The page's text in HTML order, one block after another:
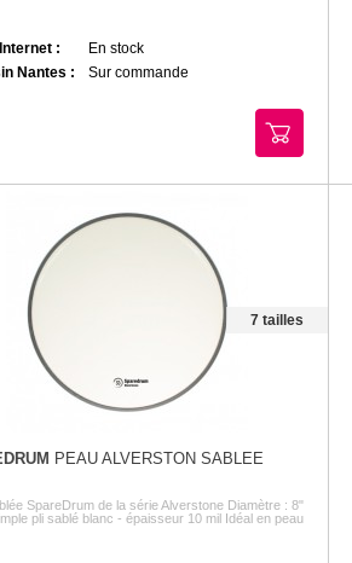
:
En stock
Nantes :
Sur commande
7 tailles
PEAU ALVERSTON SABLEE
SpareDrum de la série Alverstone Diamètre : 8"
pli sablé blanc - épaisseur 10 mil Idéal en peau